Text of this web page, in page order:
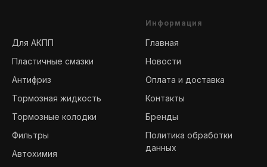
Для АКПП
Пластичные смазки
Антифриз
Тормозная жидкость
Тормозные колодки
Фильтры
Автохимия
Информация
Главная
Новости
Оплата и доставка
Контакты
Бренды
Политика обработки
данных